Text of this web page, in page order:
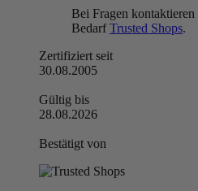
Bei Fragen kontaktieren
BedarfTrusted Shops.
Zertifiziert seit
30.08.2005
Gültig bis
28.08.2026
Bestätigt von